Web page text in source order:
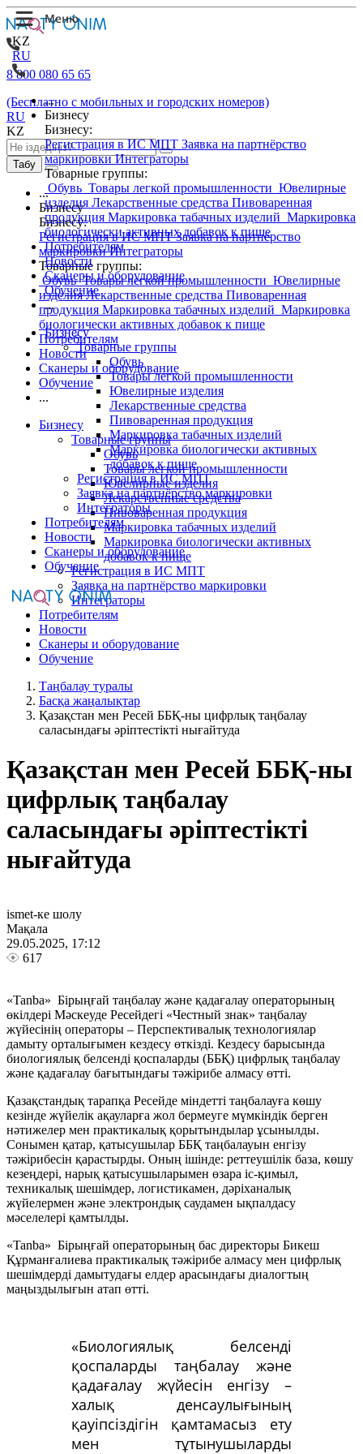
KZ
RU
...
Бизнесу
Бизнесу:
Регистрация в ИС МПТ Заявка на партнёрство
маркировкиИнтеграторы
Товарные группы:
Обувь Товары легкой промышленности Ювелирные
изделия Лекарственные средства Пивоваренная
продукция Маркировка табачных изделий Маркировка
биологически активных добавок к пище
Потребителям
Новости
Сканеры и оборудование
Обучение
...
Бизнесу
Товарные группы
Обувь
Товары легкой промышленности
Ювелирные изделия
Лекарственные средства
Пивоваренная продукция
Маркировка табачных изделий
Маркировка биологически активных
добавок к пище
Регистрация в ИС МПТ
Заявка на партнёрство маркировки
Интеграторы
Потребителям
Новости
Сканеры и оборудование
Обучение
8 800 080 65 65
(Бесплатно с мобильных и городских номеров)
RU
KZ
Табу
...
Бизнесу
Бизнесу:
Регистрация в ИС МПТЗаявка на партнёрство
маркировкиИнтеграторы
Товарные группы:
ОбувьТовары легкой промышленности Ювелирные
изделияЛекарственные средства Пивоваренная
продукция Маркировка табачных изделий Маркировка
биологически активных добавок к пище
Потребителям
Новости
Сканеры и оборудование
Обучение
...
Бизнесу
Товарные группы
Обувь
Товары легкой промышленности
Ювелирные изделия
Лекарственные средства
Пивоваренная продукция
Маркировка табачных изделий
Маркировка биологически активных
добавок к пище
Регистрация в ИС МПТ
Заявка на партнёрство маркировки
Интеграторы
Потребителям
Новости
Сканеры и оборудование
Обучение
Таңбалау туралы
Басқа жаңалықтар
Қазақстан мен Ресей ББҚ-ны цифрлық таңбалау
саласындағы әріптестікті нығайтуда
Қазақстан мен Ресей ББҚ-ны
цифрлық таңбалау
саласындағы әріптестікті
нығайтуда
ismet-ке шолу
Мақала
29.05.2025, 17:12
617
«Tanba» Бірыңғай таңбалау және қадағалау операторының
өкілдері Мәскеуде Ресейдегі «Честный знак» таңбалау
жүйесінің операторы – Перспективалық технологиялар
дамыту орталығымен кездесу өткізді. Кездесу барысында
биологиялық белсенді қоспаларды (ББҚ) цифрлық таңбалау
және қадағалау бағытындағы тәжірибе алмасу өтті.
Қазақстандық тарапқа Ресейде міндетті таңбалауға көшу
кезінде жүйелік ақауларға жол бермеуге мүмкіндік берген
нәтижелер мен практикалық қорытындылар ұсынылды.
Сонымен қатар, қатысушылар ББҚ таңбалауын енгізу
тәжірибесін қарастырды. Оның ішінде: реттеушілік база, көшу
кезеңдері, нарық қатысушыларымен өзара іс-қимыл,
техникалық шешімдер, логистикамен, дәріханалық
жүйелермен және электрондық саудамен ықпалдасу
мәселелері қамтылды.
«Tanba» Бірыңғай операторының бас директоры Бикеш
Құрманғалиева практикалық тәжірибе алмасу мен цифрлық
шешімдерді дамытудағы елдер арасындағы диалогтың
маңыздылығын атап өтті.
«Биологиялық белсенді
қоспаларды таңбалау және
қадағалау жүйесін енгізу –
халық денсаулығының
қауіпсіздігін қамтамасыз ету
мен тұтынушыларды